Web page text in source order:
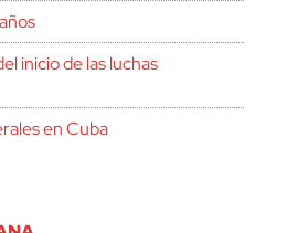
inicio de las luchas
en Cuba